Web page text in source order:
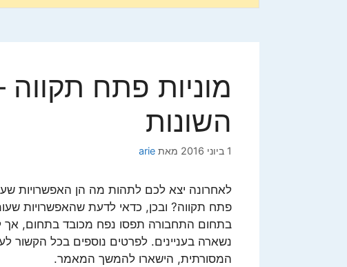
מוניות פתח תקווה
השונות
1 ביוני 2016 מאת arie
לאחרונה יצא לכם לתהות מה הן האפשרויות
פתח תקווה? ובכן, כדאי לדעת שהאפשרויות
בתחום התחבורה תפסו נפח מכובד בתחום,
נשארה בעניינים. לפרטים נוספים בכל הקשור
המסורתית, הישארו להמשך המאמר.